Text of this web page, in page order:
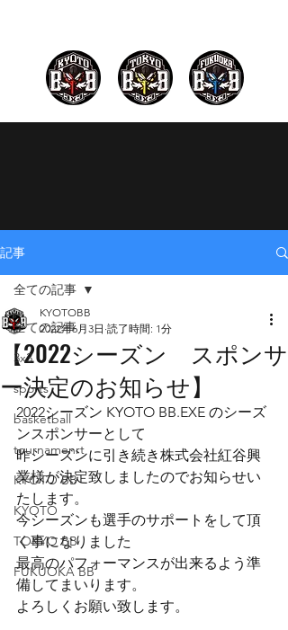
記事
全ての記事
3x3
sports
basketball
tournamenrt
KYOTO BB
KYOTO
TOKYO BB
FUKUOKA BB
全ての記事
【2022シーズン スポンサ
ー決定のお知らせ】
KYOTOBB
2022年6月3日 読了時間: 1分
2022シーズン KYOTO BB.EXE のシーズ
ンスポンサーとして
昨シーズンに引き続き株式会社紅谷興
業様が決定致しましたのでお知らせい
たします。
今シーズンも選手のサポートをして頂
く事になりました
最高のパフォーマンスが出来るよう準
備してまいります。
よろしくお願い致します。